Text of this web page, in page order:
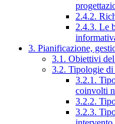
2.4.2.
2.4.3. Le
3. Pianificazione,
3.1. Obiettivi
3.2. Tipologie di
3.2.1.
coinvolti
3.2.2.
3.2.3.